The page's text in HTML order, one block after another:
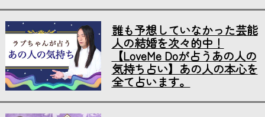
誰も予想していなかった芸能
人の結婚を次々的中！
【LoveMe Doが占うあの人の
気持ち占い】あの人の本心を
全て占います。